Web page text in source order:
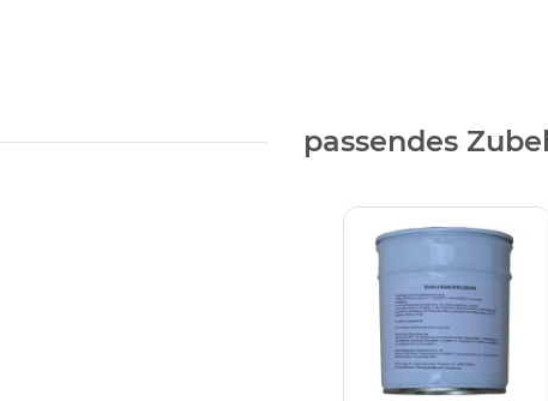
passendes